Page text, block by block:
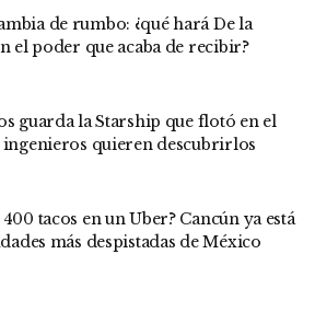
de rumbo: ¿qué hará De la
el poder que acaba de recibir?
guarda la Starship que flotó en el
quieren descubrirlos
tacos en un Uber? Cancún ya está
más despistadas de México